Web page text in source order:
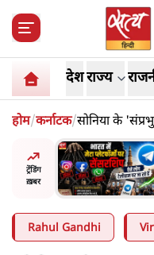
देशराज्य
होम/कर्नाटक/सोनिया के
सफाई
ट्रेंडिंग
ख़बर
Rahul Gandhi